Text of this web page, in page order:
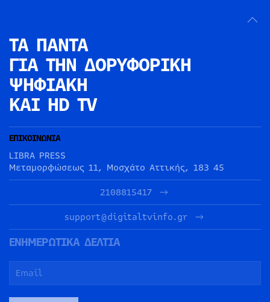
ΤΑ ΠΑΝΤΑ
ΓΙΑ ΤΗΝ ΔΟΡΥΦΟΡΙΚΗ
ΨΗΦΙΑΚΗ
ΚΑΙ HD TV
ΕΠΙΚΟΙΝΩΝΙΑ
LIBRA PRESS
Μεταμορφώσεως 11, Μοσχάτο Αττικής, 183 45
2108815417
support@digitaltvinfo.gr
ΕΝΗΜΕΡΩΤΙΚΑ ΔΕΛΤΙΑ